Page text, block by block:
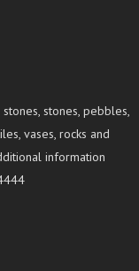
stones, pebbles,
vases, rocks and
information